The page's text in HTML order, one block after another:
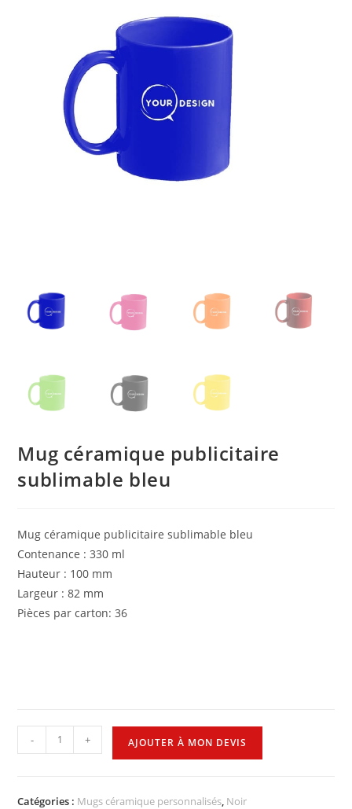
Mug céramique publicitaire
sublimable bleu
Mug céramique publicitaire sublimable bleu
Contenance : 330 ml
Hauteur : 100 mm
Largeur : 82 mm
Pièces par carton: 36
- + AJOUTER À MON DEVIS
Catégories : Mugs céramique personnalisés Noir